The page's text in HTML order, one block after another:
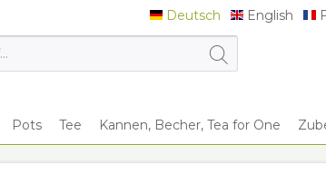
Deutsch
Deutsch English
English
Pots Tee Kannen, Becher, Tea for One